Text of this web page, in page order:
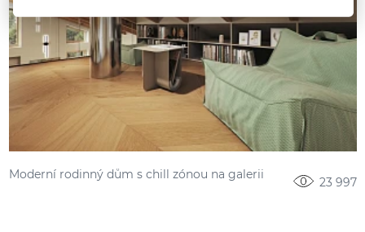
Moderní rodinný dům s chill zónou na galerii
23 997